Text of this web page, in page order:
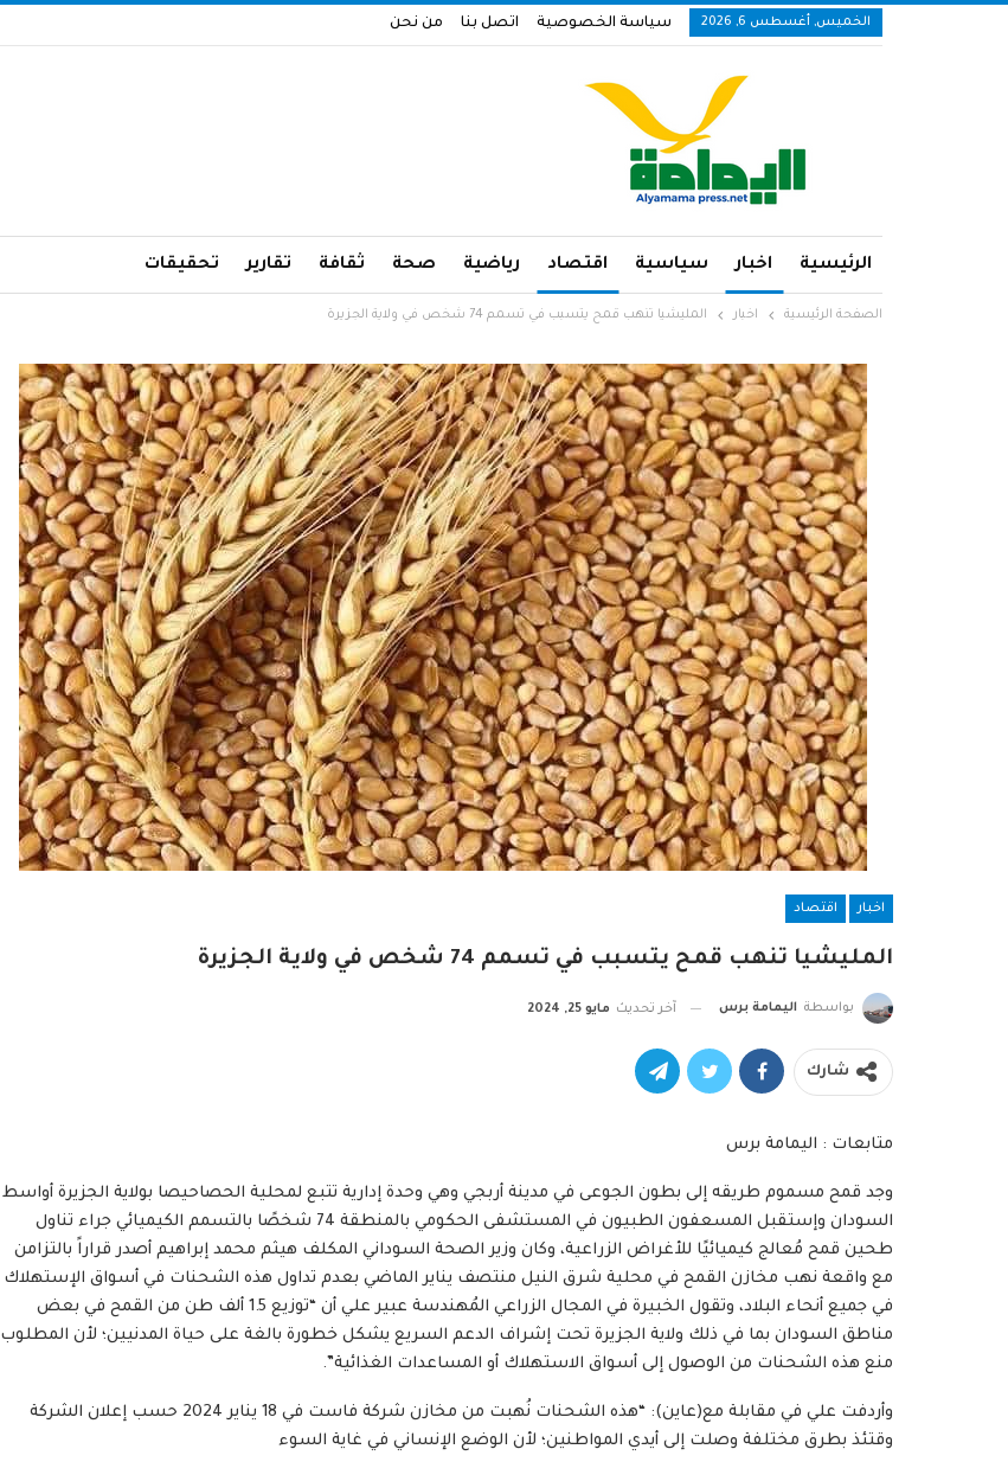
الخميس, أغسطس 6, 2026 سياسة الخصوصية اتصل بنا من نحن
الرئيسية اخبار سياسية اقتصاد رياضية صحة ثقافة تقارير تحقيقات
الصفحة الرئيسية اخبار المليشيا تنهب قمح يتسبب في تسمم 74 شخص في ولاية الجزيرة
اخبار اقتصاد
المليشيا تنهب قمح يتسبب في تسمم 74 شخص في ولاية الجزيرة
بواسطة اليمامة برس آخر تحديث مايو 25, 2024
شارك
متابعات : اليمامة برس
وجد قمح مسموم طريقه إلى بطون الجوعى في مدينة أربجي وهي وحدة إدارية تتبع لمحلية الحصاحيصا بولاية الجزيرة أواسط
السودان وإستقبل المسعفون الطبيون في المستشفى الحكومي بالمنطقة 74 شخصًا بالتسمم الكيميائي جراء تناول
طحين قمح مُعالج كيميائيًا للأغراض الزراعية، وكان وزير الصحة السوداني المكلف هيثم محمد إبراهيم أصدر قراراً بالتزامن
مع واقعة نهب مخازن القمح في محلية شرق النيل منتصف يناير الماضي بعدم تداول هذه الشحنات في أسواق الإستهلاك
في جميع أنحاء البلاد، وتقول الخبيرة في المجال الزراعي المُهندسة عبير علي أن “توزيع 1.5 ألف طن من القمح في بعض
مناطق السودان بما في ذلك ولاية الجزيرة تحت إشراف الدعم السريع يشكل خطورة بالغة على حياة المدنيين؛ لأن المطلوب
منع هذه الشحنات من الوصول إلى أسواق الاستهلاك أو المساعدات الغذائية”.
وأردفت علي في مقابلة مع(عاين): “هذه الشحنات نُهبت من مخازن شركة فاست في 18 يناير 2024 حسب إعلان الشركة
وقتئذ بطرق مختلفة وصلت إلى أيدي المواطنين؛ لأن الوضع الإنساني في غاية السوء